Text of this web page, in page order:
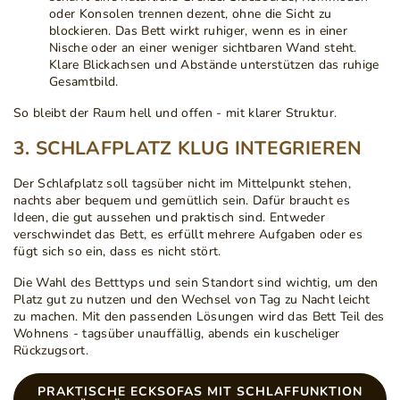
oder Konsolen trennen dezent, ohne die Sicht zu
blockieren. Das Bett wirkt ruhiger, wenn es in einer
Nische oder an einer weniger sichtbaren Wand steht.
Klare Blickachsen und Abstände unterstützen das ruhige
Gesamtbild.
So bleibt der Raum hell und offen - mit klarer Struktur.
3. SCHLAFPLATZ KLUG INTEGRIEREN
Der Schlafplatz soll tagsüber nicht im Mittelpunkt stehen,
nachts aber bequem und gemütlich sein. Dafür braucht es
Ideen, die gut aussehen und praktisch sind. Entweder
verschwindet das Bett, es erfüllt mehrere Aufgaben oder es
fügt sich so ein, dass es nicht stört.
Die Wahl des Betttyps und sein Standort sind wichtig, um den
Platz gut zu nutzen und den Wechsel von Tag zu Nacht leicht
zu machen. Mit den passenden Lösungen wird das Bett Teil des
Wohnens - tagsüber unauffällig, abends ein kuscheliger
Rückzugsort.
PRAKTISCHE ECKSOFAS MIT SCHLAFFUNKTION